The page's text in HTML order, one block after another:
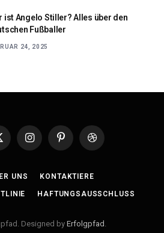
ist Angelo Stiller? Alles über den
Fußballer
24, 2025
InstagramPinterestDribbble
UNS KONTAKTIERE
HAFTUNGSAUSSCHLUSS
Designed by Erfolgpfad .